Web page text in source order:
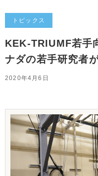
トピックス
KEK-TRIUMF若手
ナダの若手研究者
2020年4月6日